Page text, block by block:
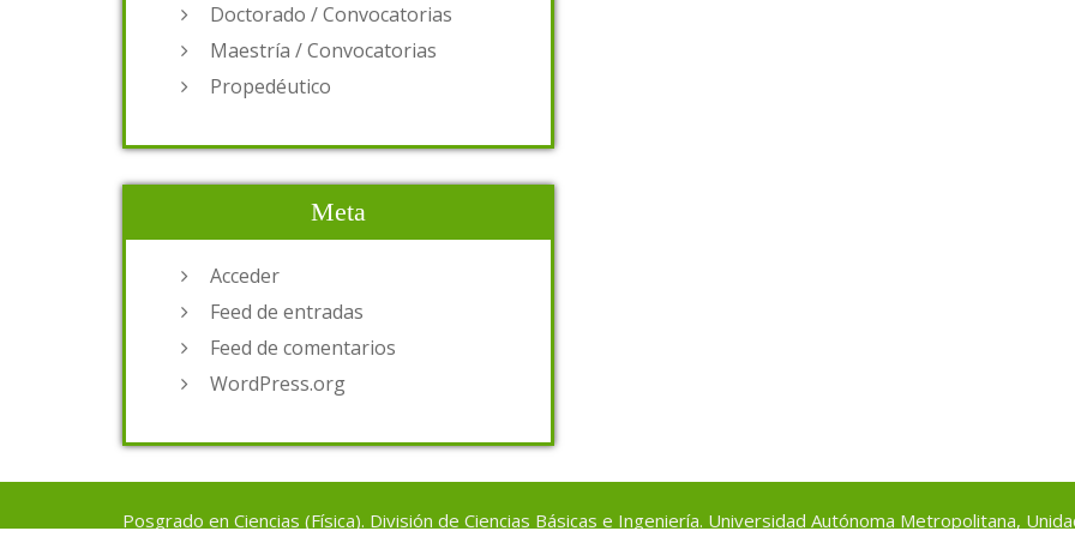
Doctorado / Convocatorias
Maestría / Convocatorias
Propedéutico
Meta
Acceder
Feed de entradas
Feed de comentarios
WordPress.org
Posgrado en Ciencias (Física). División de Ciencias Básicas e Ingeniería. Universidad Autónoma Metropolitana,